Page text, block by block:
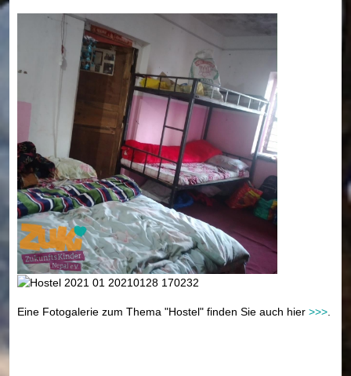
Eine Fotogalerie zum Thema "Hostel" finden Sie auch hier >>>